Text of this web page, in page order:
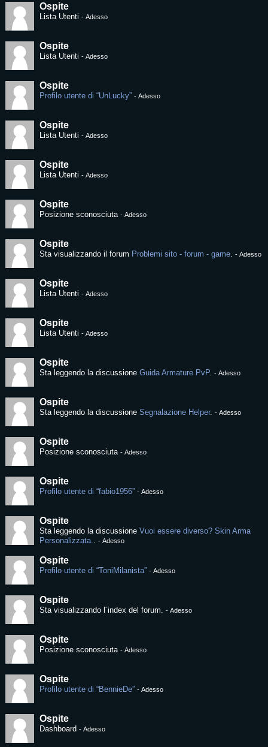
Ospite
Lista Utenti - Adesso
Ospite
Lista Utenti - Adesso
Ospite
Profilo utente di “UnLucky” - Adesso
Ospite
Lista Utenti - Adesso
Ospite
Lista Utenti - Adesso
Ospite
Posizione sconosciuta - Adesso
Ospite
Sta visualizzando il forum Problemi sito - forum - game. - Adesso
Ospite
Lista Utenti - Adesso
Ospite
Lista Utenti - Adesso
Ospite
Sta leggendo la discussione Guida Armature PvP. - Adesso
Ospite
Sta leggendo la discussione Segnalazione Helper. - Adesso
Ospite
Posizione sconosciuta - Adesso
Ospite
Profilo utente di “fabio1956” - Adesso
Ospite
Sta leggendo la discussione Vuoi essere diverso? Skin Arma
Personalizzata.. - Adesso
Ospite
Profilo utente di “ToniMilanista” - Adesso
Ospite
Sta visualizzando l´index del forum. - Adesso
Ospite
Posizione sconosciuta - Adesso
Ospite
Profilo utente di “BennieDe” - Adesso
Ospite
Dashboard - Adesso